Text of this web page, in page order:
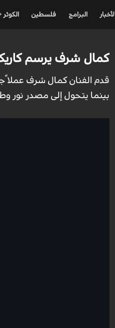
الأخبار البرامج فلسطين الكوثر
كمال شرف يرسم
قدم الفنان كمال شرف عملا
بينما يتحول إلى مصدر نور